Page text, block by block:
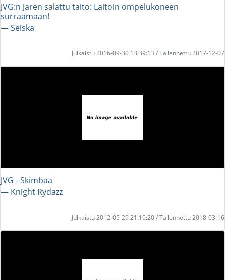
JVG:n Jaren salattu taito: Laitoin ompelukoneen
surraamaan!
― Seiska
Julkaistu 2016-09-30 13:39:13 / Tallennettu 2017-12-07
JVG - Skimbaa
― Knight Rydazz
Julkaistu 2012-05-29 21:10:20 / Tallennettu 2018-03-16